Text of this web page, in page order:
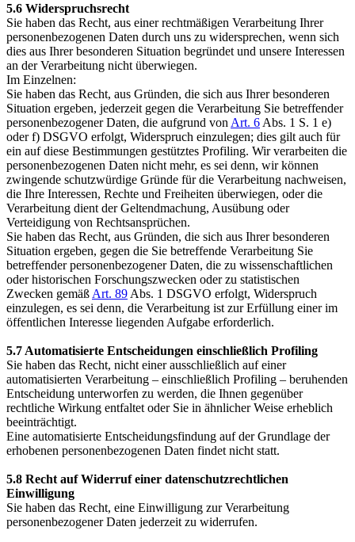
5.6 Widerspruchsrecht
Sie haben das Recht, aus einer rechtmäßigen Verarbeitung Ihrer
personenbezogenen Daten durch uns zu widersprechen, wenn sich
dies aus Ihrer besonderen Situation begründet und unsere Interessen
an der Verarbeitung nicht überwiegen.
Im Einzelnen:
Sie haben das Recht, aus Gründen, die sich aus Ihrer besonderen
Situation ergeben, jederzeit gegen die Verarbeitung Sie betreffender
personenbezogener Daten, die aufgrund von Art. 6 Abs. 1 S. 1 e)
oder f) DSGVO erfolgt, Widerspruch einzulegen; dies gilt auch für
ein auf diese Bestimmungen gestütztes Profiling. Wir verarbeiten die
personenbezogenen Daten nicht mehr, es sei denn, wir können
zwingende schutzwürdige Gründe für die Verarbeitung nachweisen,
die Ihre Interessen, Rechte und Freiheiten überwiegen, oder die
Verarbeitung dient der Geltendmachung, Ausübung oder
Verteidigung von Rechtsansprüchen.
Sie haben das Recht, aus Gründen, die sich aus Ihrer besonderen
Situation ergeben, gegen die Sie betreffende Verarbeitung Sie
betreffender personenbezogener Daten, die zu wissenschaftlichen
oder historischen Forschungszwecken oder zu statistischen
Zwecken gemäß Art. 89 Abs. 1 DSGVO erfolgt, Widerspruch
einzulegen, es sei denn, die Verarbeitung ist zur Erfüllung einer im
öffentlichen Interesse liegenden Aufgabe erforderlich.
5.7 Automatisierte Entscheidungen einschließlich Profiling
Sie haben das Recht, nicht einer ausschließlich auf einer
automatisierten Verarbeitung – einschließlich Profiling – beruhenden
Entscheidung unterworfen zu werden, die Ihnen gegenüber
rechtliche Wirkung entfaltet oder Sie in ähnlicher Weise erheblich
beeinträchtigt.
Eine automatisierte Entscheidungsfindung auf der Grundlage der
erhobenen personenbezogenen Daten findet nicht statt.
5.8 Recht auf Widerruf einer datenschutzrechtlichen
Einwilligung
Sie haben das Recht, eine Einwilligung zur Verarbeitung
personenbezogener Daten jederzeit zu widerrufen.